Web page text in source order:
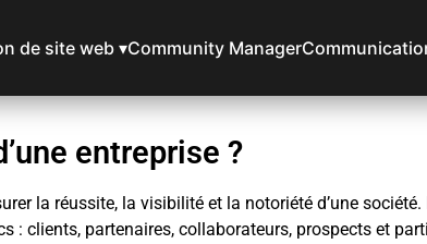
de site web ▾Community Manager
entreprise ?
la réussite, la visibilité et la notoriété d’une
clients, partenaires, collaborateurs, prospects et